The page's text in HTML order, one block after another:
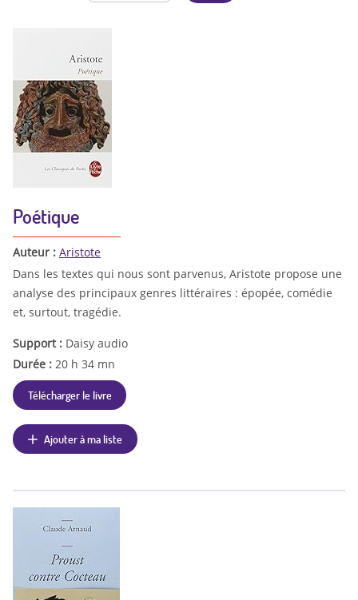
Poétique
Auteur : Aristote
Dans les textes qui nous sont parvenus, Aristote propose une
analyse des principaux genres littéraires : épopée, comédie
et, surtout, tragédie.
Support : Daisy audio
Durée : 20 h 34 mn
Télécharger le livre
Ajouter à ma liste